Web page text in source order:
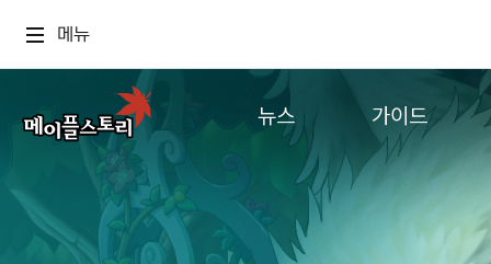
메뉴
뉴스
업데이트
이벤트
가이드